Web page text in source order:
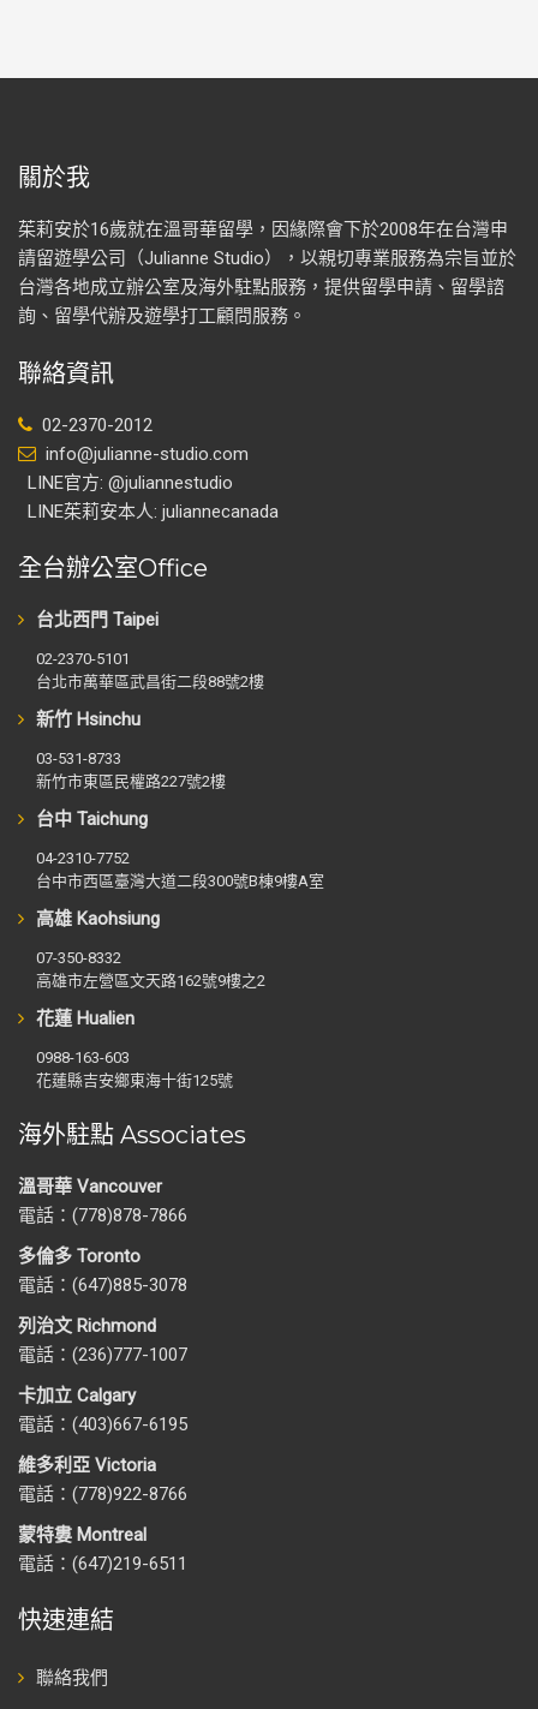
關於我
茱莉安於16歲就在溫哥華留學，因緣際會下於2008年在台灣申
請留遊學公司（Julianne Studio），以親切專業服務為宗旨並於
台灣各地成立辦公室及海外駐點服務，提供留學申請、留學諮
詢、留學代辦及遊學打工顧問服務。
聯絡資訊
02-2370-2012
info@julianne-studio.com
LINE官方: @juliannestudio
LINE茱莉安本人: juliannecanada
全台辦公室Office
台北西門 Taipei
02-2370-5101
台北市萬華區武昌街二段88號2樓
新竹 Hsinchu
03-531-8733
新竹市東區民權路227號2樓
台中 Taichung
04-2310-7752
台中市西區臺灣大道二段300號B棟9樓A室
高雄 Kaohsiung
07-350-8332
高雄市左營區文天路162號9樓之2
花蓮 Hualien
0988-163-603
花蓮縣吉安鄉東海十街125號
海外駐點 Associates
溫哥華 Vancouver
電話：(778)878-7866
多倫多 Toronto
電話：(647)885-3078
列治文 Richmond
電話：(236)777-1007
卡加立 Calgary
電話：(403)667-6195
維多利亞 Victoria
電話：(778)922-8766
蒙特婁 Montreal
電話：(647)219-6511
快速連結
聯絡我們